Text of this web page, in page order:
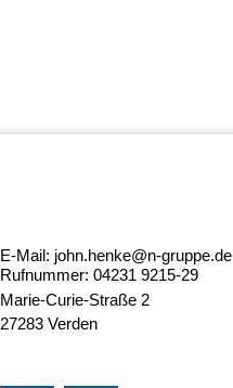
E-Mail: john.henke@n-gruppe.de
Rufnummer: 04231 9215-29
Marie-Curie-Straße 2
27283Verden